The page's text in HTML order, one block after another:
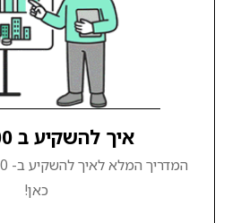
איך להשקיע ב S&P 500
כאן!